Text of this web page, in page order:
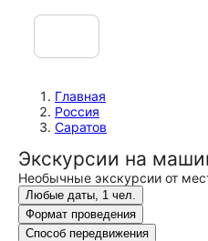
Главная
Россия
Саратов
Экскурсии на
Необычные экскурсии от
Любые даты, 1 чел.
Формат проведения
Способ передвижения